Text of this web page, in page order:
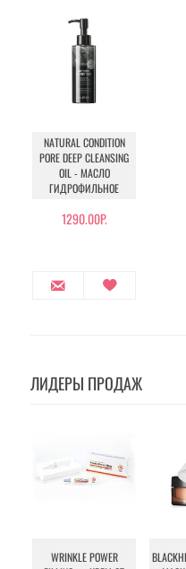
NATURAL CONDITION
PORE DEEP CLEANSING
OIL - МАСЛО
ГИДРОФИЛЬНОЕ
1290.00Р.
ЛИДЕРЫ ПРОДАЖ
WRINKLE POWER